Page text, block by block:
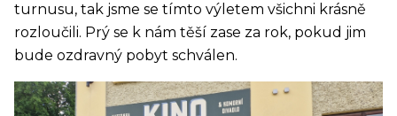
turnusu, tak jsme se tímto výletem všichni krásně
rozloučili. Prý se k nám těší zase za rok, pokud jim
bude ozdravný pobyt schválen.